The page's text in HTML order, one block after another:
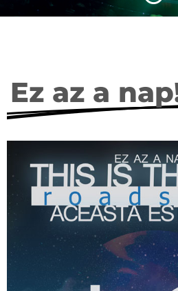
Ez az a